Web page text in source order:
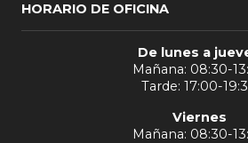
HORARIO DE OFICINA
De lunes a
Mañana: 08:30-
Tarde: 17:00-
Viernes
Mañana: 08:30-